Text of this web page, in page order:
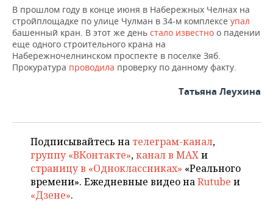
НЕФТЬ
ОПК
ЭНЕРГЕТИКА
ТРАНСПОРТ
УСЛУГИ
IT
МЕДИА
НОВОСТИ МЕРОПРИЯТИЙ
ВЫЕЗДНАЯ РЕДАКЦИЯ
ОТКРЫТАЯ ЛЕКЦИЯ
СПОРТ
НОВОСТИ СПОРТА
БАСКЕТБОЛ
ВОЛЕЙБОЛ
КИБЕРСПОРТ
ОБЩЕСТВО
ИНФРАСТРУКТУРА
ИСТОРИЯ
КУЛЬТУРА
СПРАВОЧНИК
СПИСОК ПЕРСОН
СПИСОК КОМПАНИЙ
ПОЛНАЯ ВЕРСИЯ
В прошлом году в конце июня в Набережных Челнах на
стройплощадке по улице Чулман в 34-м комплексе упал
башенный кран. В этот же день стало известно о падении
еще одного строительного крана на
Набережночелнинском проспекте в поселке Зяб.
Прокуратура проводила проверку по данному факту.
Татьяна Леухина
Подписывайтесь на телеграм-канал,
группу «ВКонтакте»,канал в MAXи
страницу в «Одноклассниках» «Реального
времени». Ежедневные видео наRutube и
«Дзене».